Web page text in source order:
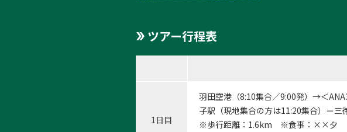
ツアー行程表
1日目
羽田空港（8:10集合／9:00発）→＜
子駅（現地集合の方は11:20集合）＝三
※歩行距離：1.6km ※食事：××夕